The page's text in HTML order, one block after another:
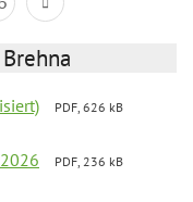
PDF, 626 kB
PDF, 236 kB